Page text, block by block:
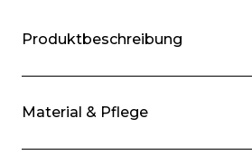
Produktbeschreibung
Material & Pflege